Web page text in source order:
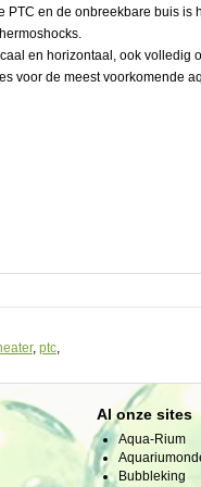
PTC en de onbreekbare buis is
en horizontaal, ook volledig
voor de meest voorkomende
, ptc,
Al onze sites
Aqua-Rium
Bubbleking